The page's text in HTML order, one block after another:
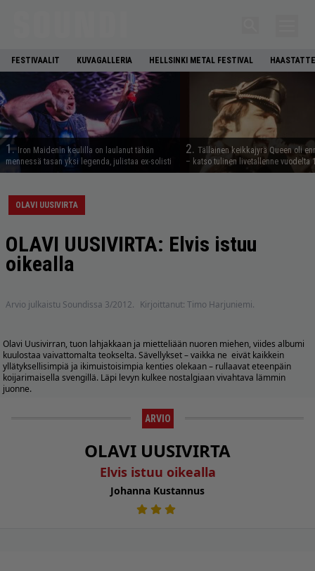
FESTIVAALIT KUVAGALLERIA HELLSINKI METAL FESTIVAL
1. Iron Maidenin keulilla on laulanut tähän
mennessä tasan yksi legenda, julistaa ex-solisti
2. Tällainen keikkajyrä Queen oli
– katso tulinen livetallenne vuodelta
OLAVI UUSIVIRTA
OLAVI UUSIVIRTA: Elvis istuu
oikealla
Arvio julkaistu Soundissa 3/2012. Kirjoittanut: Timo Harjuniemi.
Olavi Uusivirran, tuon lahjakkaan ja mietteliään nuoren miehen, viides albumi
kuulostaa vaivattomalta teokselta. Sävellykset – vaikka ne eivät kaikkein
yllätyksellisimpiä ja ikimuistoisimpia kenties olekaan – rullaavat eteenpäin
koijarimaisella svengillä. Läpi levyn kulkee nostalgiaan vivahtava lämmin
juonne.
ARVIO
OLAVI UUSIVIRTA
Elvis istuu oikealla
Johanna Kustannus